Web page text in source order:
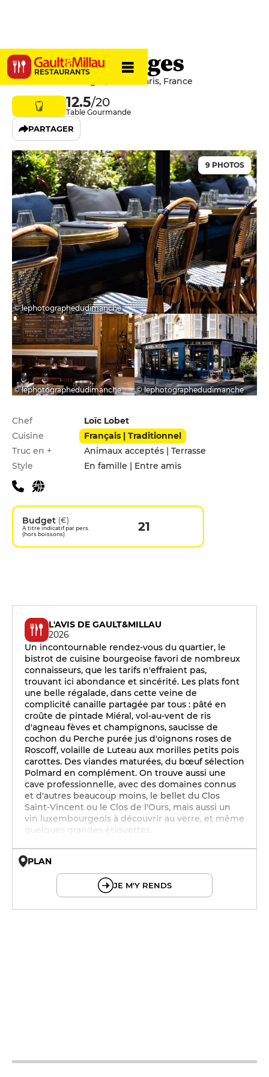
RESTAURANTS
Le Bon Georges
45 Rue Saint-Georges, 75009 Paris, France
12.5/20
Table Gourmande
PARTAGER
© lephotographedudimanche
© lephotographedudimanche © lephotographedudimanche
9 PHOTOS
Infos pratiques
Chef
Loïc Lobet
Cuisine
Français | Traditionnel
Truc en +
Animaux acceptés | Terrasse
Style
En famille | Entre amis
Budget (€)
A titre indicatif par pers.
(hors boissons)
21
L'AVIS DE GAULT&MILLAU
2026
Un incontournable rendez-vous du quartier, le
bistrot de cuisine bourgeoise favori de nombreux
connaisseurs, que les tarifs n'effraient pas,
trouvant ici abondance et sincérité. Les plats font
une belle régalade, dans cette veine de
complicité canaille partagée par tous : pâté en
croûte de pintade Miéral, vol-au-vent de ris
d'agneau fèves et champignons, saucisse de
cochon du Perche purée jus d'oignons roses de
Roscoff, volaille de Luteau aux morilles petits pois
carottes. Des viandes maturées, du bœuf sélection
Polmard en complément. On trouve aussi une
cave professionnelle, avec des domaines connus
et d'autres beaucoup moins, le bellet du Clos
Saint-Vincent ou le Clos de l'Ours, mais aussi un
vin luxembourgeois à découvrir au verre, et même
quelques grandes étiquettes.
PLAN
JE M'Y RENDS